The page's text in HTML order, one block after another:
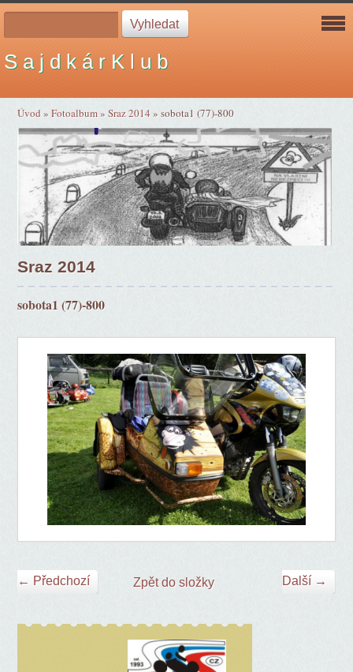
S a j d k á r K l u b
Úvod »Fotoalbum»Sraz 2014»sobota1 (77)-800
Sraz 2014
sobota1 (77)-800
← Předchozí Další →
Zpět do složky